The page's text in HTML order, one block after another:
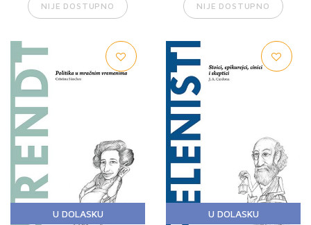
NIJE DOSTUPNO NIJE DOSTUPNO
U DOLASKU U DOLASKU